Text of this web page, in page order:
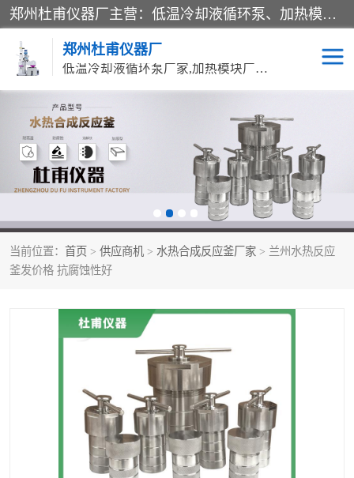
郑州杜甫仪器厂主营：低温冷却液循环泵、加热模块、水热合成反应釜、水油浴锅、旋转蒸发器、循环水真空泵等产品。郑州杜甫仪器厂在众多的教学仪器行业中依靠科技力量扬长避短、迅速发展，成为国家教委*生产教学仪器的厂家，产品具有国内良好水平，主导产品通过ISO9002质量认证。
郑州杜甫仪器厂
低温冷却液循环泵厂家,加热模块厂家,水热合成反应釜厂家,水油浴锅厂家,旋转蒸发器厂家
当前位置： 首页 > 供应商机 > 水热合成反应釜厂家 > 兰州水热反应
釜发价格 抗腐蚀性好
循环水真空泵厂家 水热合成反应釜厂家
低温冷却液循环泵厂家 加热模块厂家
气流烘干器
旋转蒸发器厂家 双层玻璃反应釜10L
高温循环油浴锅母
多功能油浴锅
单层玻璃反应釜 低温恒温反应浴槽
电动搅拌器